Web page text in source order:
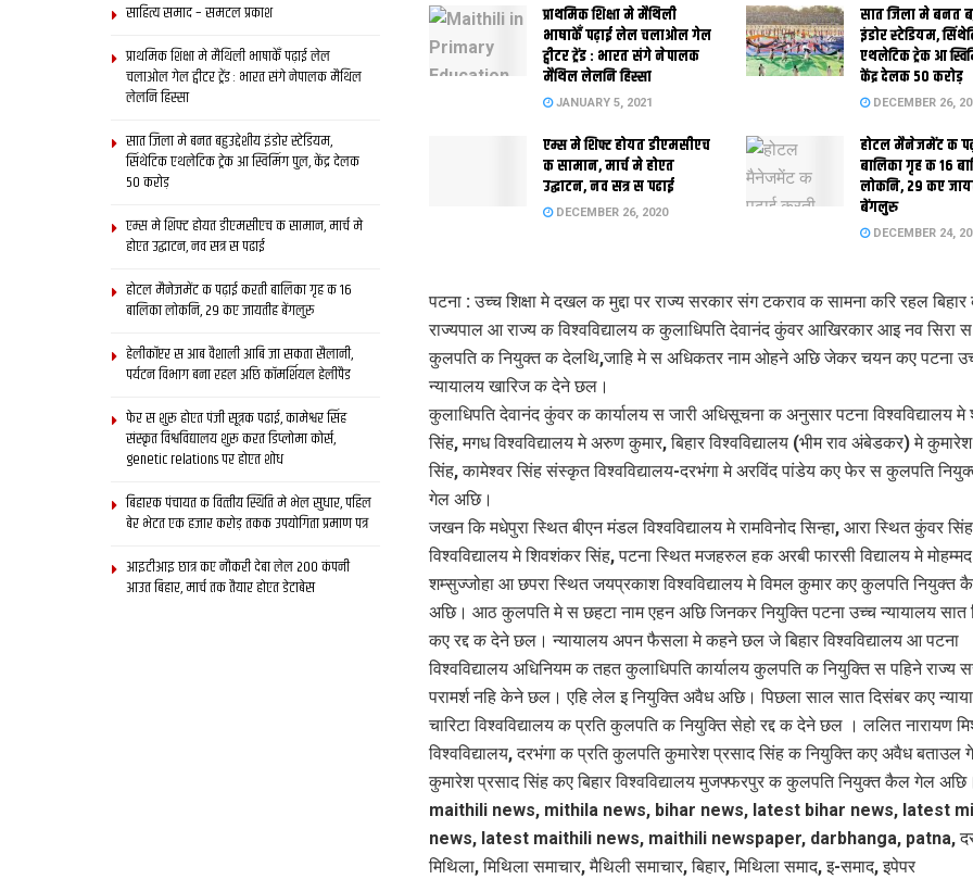
प्राथमिक शि‍क्षा मे मैथि‍ली
भाषाकेँ पढ़ाई लेल चलाओल गेल
ट्वीटर ट्रेंड : भारत संगे नेपालक
मैथिल लेलनि हिस्सा
JANUARY 5, 2021
सात जिला मे बनत
इंडोर स्‍टेडि‍यम,
एथलेटिक ट्रेक आ
केंद्र देलक 50 करोड़
DECEMBER 26,
एम्स मे शिफ्ट होयत डीएमसीएच
क सामान, मार्च मे होएत
उद्घाटन, नव सत्र स पढाई
DECEMBER 26, 2020
होटल मैनेजमेंट क
बालिका गृह क 16
लोकनि, 29 कए
बेंगलुरु
DECEMBER 24,
पटना : उच्च शिक्षा मे दखल क मुद्दा पर राज्य सरकार संग टकराव क सामना करि रहल
राज्यपाल आ राज्य क विश्वविद्यालय क कुलाधिपति देवानंद कुंवर आखिरकार आइ नव सिरा
कुलपति क नियुक्त क देलथि,जाहि मे स अधिकतर नाम ओहने अछि जेकर चयन कए पटना
न्यायालय खारिज क देने छल।
कुलाधिपति देवानंद कुंवर क कार्यालय स जारी अधिसूचना क अनुसार पटना विश्वविद्यालय
सिंह, मगध विश्वविद्यालय मे अरुण कुमार, बिहार विश्वविद्यालय (भीम राव अंबेडकर) मे
सिंह, कामेश्वर सिंह संस्कृत विश्वविद्यालय-दरभंगा मे अरविंद पांडेय कए फेर स कुलपति
गेल अछि।
जखन कि मधेपुरा स्थित बीएन मंडल विश्वविद्यालय मे रामविनोद सिन्हा, आरा स्थित कुंवर सिंह
विश्वविद्यालय मे शिवशंकर सिंह, पटना स्थित मजहरुल हक अरबी फारसी विद्यालय मे मोहम्मद
शम्सुज्जोहा आ छपरा स्थित जयप्रकाश विश्वविद्यालय मे विमल कुमार कए कुलपति नियुक्त
अछि। आठ कुलपति मे स छहटा नाम एहन अछि जिनकर नियुक्ति पटना उच्च न्यायालय सात
कए रद्द क देने छल। न्यायालय अपन फैसला मे कहने छल जे बिहार विश्वविद्यालय आ पटना
विश्वविद्यालय अधिनियम क तहत कुलाधिपति कार्यालय कुलपति क नियुक्ति स पहिने राज्य
परामर्श नहि केने छल। एहि लेल इ नियुक्ति अवैध अछि। पिछला साल सात दिसंबर कए
चारिटा विश्वविद्यालय क प्रति कुलपति क नियुक्ति सेहो रद्द क देने छल । ललित नारायण
विश्वविद्यालय, दरभंगा क प्रति कुलपति कुमारेश प्रसाद सिंह क नियुक्ति कए अवैध
कुमारेश प्रसाद सिंह कए बिहार विश्वविद्यालय मुजफ्फरपुर क कुलपति नियुक्त कैल गेल अछि।
maithili news, mithila news, bihar news, latest bihar news, latest
news, latest maithili news, maithili newspaper, darbhanga, patna,
मिथिला, मिथिला समाचार, मैथिली समाचार, बिहार, मिथिला समाद, इ-समाद, इपेपर
साहित्य समाद – समटल प्रकाश
प्राथमिक शि‍क्षा मे मैथि‍ली भाषाकेँ पढ़ाई लेल
चलाओल गेल ट्वीटर ट्रेंड : भारत संगे नेपालक मैथिल
लेलनि हिस्सा
सात जिला मे बनत बहुउद्देशीय इंडोर स्‍टेडि‍यम,
सिंथेटिक एथलेटिक ट्रेक आ स्विमिंग पुल, केंद्र देलक
50 करोड़
एम्स मे शिफ्ट होयत डीएमसीएच क सामान, मार्च मे
होएत उद्घाटन, नव सत्र स पढाई
होटल मैनेजमेंट क पढ़ाई करती बालिका गृह क 16
बालिका लोकनि, 29 कए जायतीह बेंगलुरु
हेलीकॉप्टर स आब वैशाली आबि जा सकता सैलानी,
पर्यटन विभाग बना रहल अछि कॉमर्शियल हेलीपैड
फेर स शुरू होएत पंजी सूत्रक पढाई, कामेश्वर सिंह
संस्कृत विश्वविद्यालय शुरू करत डिप्लोमा कोर्स,
genetic relations पर होएत शोध
बिहारक पंचायत क वित्‍तीय स्थिति मे भेल सुधार, पहिल
बेर भेटत एक हजार करोड़ तकक उपयोगिता प्रमाण पत्र
आइटीआइ छात्र कए नौकरी देबा लेल 200 कंपनी
आउत बिहार, मार्च तक तैयार होएत डेटाबेस